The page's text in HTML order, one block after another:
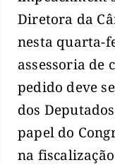
Diretora da
nesta quarta-
assessoria de
pedido deve
dos
papel do
na